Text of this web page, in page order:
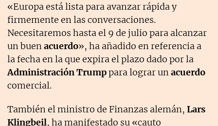
«Europa está lista para avanzar rápida y
firmemente en las conversaciones.
Necesitaremos hasta el 9 de julio para alcanzar
un buenacuerdo», ha añadido en referencia a
la fecha en la que expira el plazo dado por la
Administración Trumppara lograr unacuerdo
comercial.
También el ministro de Finanzas alemán, Lars
Klingbeil, ha manifestado su «cauto